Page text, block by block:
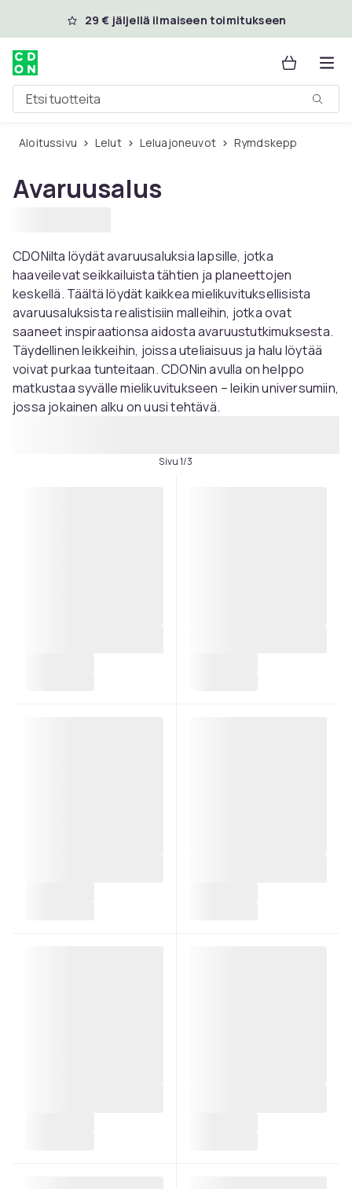
Ohita ja siirry pääsisältöön
29 € jäljellä ilmaiseen toimitukseen
Etsi tuotteita
Aloitussivu Lelut Leluajoneuvot Rymdskepp
Avaruusalus
CDONilta löydät avaruusaluksia lapsille, jotka
haaveilevat seikkailuista tähtien ja planeettojen
keskellä. Täältä löydät kaikkea mielikuvituksellisista
avaruusaluksista realistisiin malleihin, jotka ovat
saaneet inspiraationsa aidosta avaruustutkimuksesta.
Täydellinen leikkeihin, joissa uteliaisuus ja halu löytää
voivat purkaa tunteitaan. CDONin avulla on helppo
matkustaa syvälle mielikuvitukseen – leikin universumiin,
jossa jokainen alku on uusi tehtävä.
Sivu 1/3